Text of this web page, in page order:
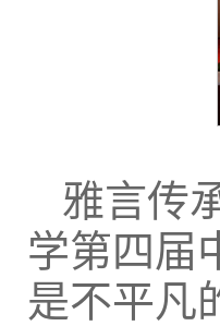
雅言传
学第四届
是不平凡